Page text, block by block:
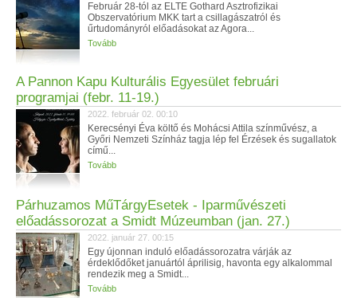
Február 28-tól az ELTE Gothard Asztrofizikai
Obszervatórium MKK tart a csillagászatról és
űrtudományról előadásokat az Agora...
Tovább
A Pannon Kapu Kulturális Egyesület februári
programjai (febr. 11-19.)
2022. február 02. 00:10
Kerecsényi Éva költő és Mohácsi Attila színművész, a
Győri Nemzeti Színház tagja lép fel Érzések és sugallatok
című...
Tovább
Párhuzamos MűTárgyEsetek - Iparművészeti
előadássorozat a Smidt Múzeumban (jan. 27.)
2022. január 27. 00:15
Egy újonnan induló előadássorozatra várják az
érdeklődőket januártól áprilisig, havonta egy alkalommal
rendezik meg a Smidt...
Tovább